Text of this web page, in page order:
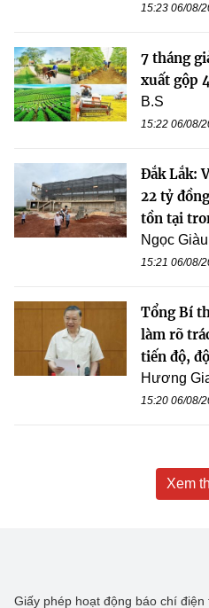
15:23 06/08/
7 tháng
xuất gộp
B.S
15:22 06/08/
Đắk Lắk:
22 tỷ
tồn tại
Ngọc Giàu
15:21 06/08/
Tổng Bí
làm rõ
tiến độ,
Hương
15:20 06/08/
Xem
Giấy phép hoạt động báo chí